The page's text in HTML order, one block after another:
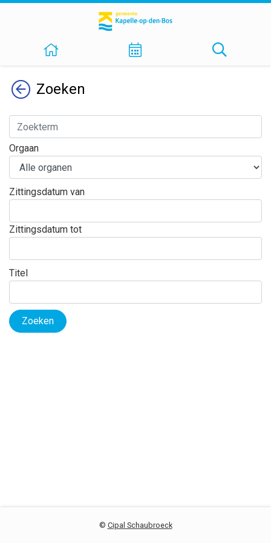
TerugZoeken
Orgaan
Zittingsdatum van
Zittingsdatum tot
Titel
Zoeken
© Cipal Schaubroeck